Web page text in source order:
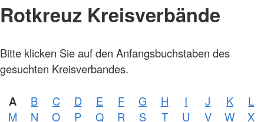
Rotkreuz Kreisverbände
Bitte klicken Sie auf den Anfangsbuchstaben des
gesuchten Kreisverbandes.
A B C D E F G H I J K
L
M
N O P Q R S T U V W
X